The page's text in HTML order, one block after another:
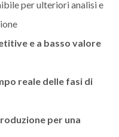
per ulteriori analisi e
e a basso valore
reale delle fasi di
per una